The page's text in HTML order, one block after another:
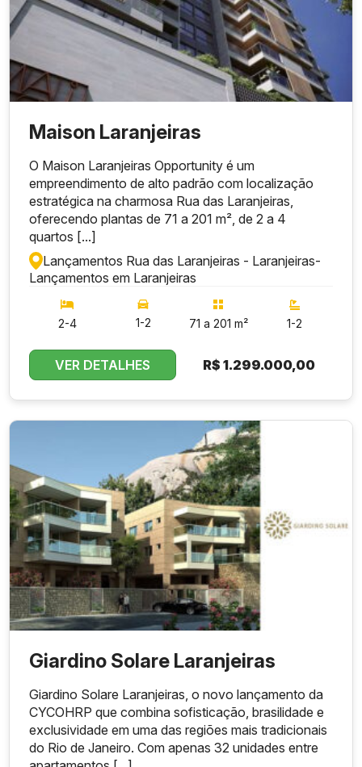
Maison Laranjeiras
O Maison Laranjeiras Opportunity é um
empreendimento de alto padrão com localização
estratégica na charmosa Rua das Laranjeiras,
oferecendo plantas de 71 a 201 m², de 2 a 4
quartos [...]
Lançamentos Rua das Laranjeiras - Laranjeiras-
Lançamentos em Laranjeiras
2-4 1-2 71 a 201 m² 1-2
VER DETALHES R$1.299.000,00
Giardino Solare Laranjeiras
Giardino Solare Laranjeiras, o novo lançamento da
CYCOHRP que combina sofisticação, brasilidade e
exclusividade em uma das regiões mais tradicionais
do Rio de Janeiro. Com apenas 32 unidades entre